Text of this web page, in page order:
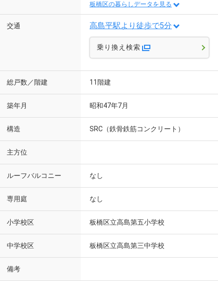
板橋区の暮らしデータを見る
交通 高島平駅より徒歩で5分
乗り換え検索
総戸数／階建 11階建
築年月 昭和47年7月
構造 SRC（鉄骨鉄筋コンクリート）
主方位
ルーフバルコニー なし
専用庭 なし
小学校区 板橋区立高島第五小学校
中学校区 板橋区立高島第三中学校
備考